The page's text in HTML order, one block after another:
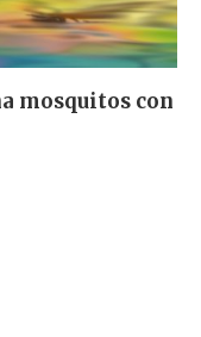
mosquitos con